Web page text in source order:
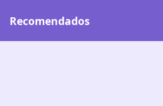
Recomendados